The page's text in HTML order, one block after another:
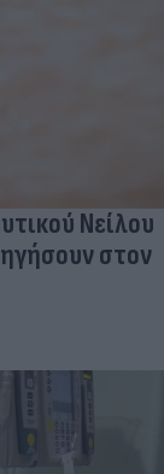
Νείλου
στον